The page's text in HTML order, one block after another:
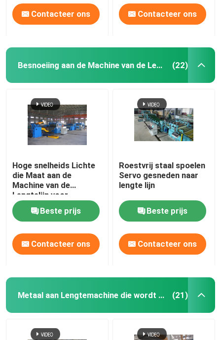
Contacteer ons Contacteer ons
Besnoeiing aan de Machine van de Lengtelijn (22)
Hoge snelheids Lichte
die Maat aan de
Machine van de
Lengtelijn voor
Staalplaat 25pcs X 2m
wordt gesneden
Beste prijs
Contacteer ons
Roestvrij staal spoelen
Servo gesneden naar
lengte lijn
Beste prijs
Contacteer ons
Metaal aan Lengtemachine die wordt gesneden (21)